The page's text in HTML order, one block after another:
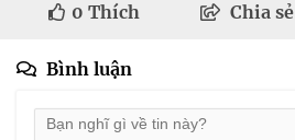
0 Thích Chia sẻ
Bình luận